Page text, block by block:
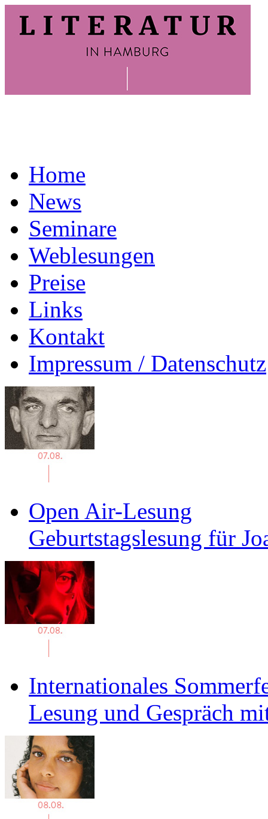
Home
News
Seminare
Weblesungen
Preise
Links
Kontakt
Impressum / Datenschutz
Open Air-Lesung
Geburtstagslesung für
Internationales
Lesung und Gespräch